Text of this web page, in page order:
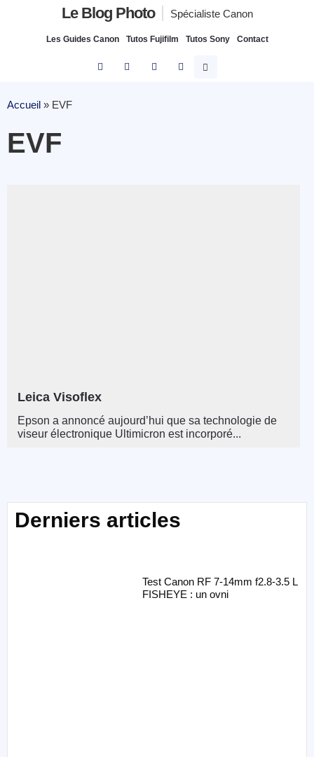
Le Blog Photo Spécialiste Canon
Les Guides Canon Tutos Fujifilm Tutos Sony Contact
Accueil » EVF
EVF
Leica Visoflex
Epson a annoncé aujourd’hui que sa technologie de
viseur électronique Ultimicron est incorporé...
Derniers articles
Test Canon RF 7-14mm f2.8-3.5 L
FISHEYE : un ovni